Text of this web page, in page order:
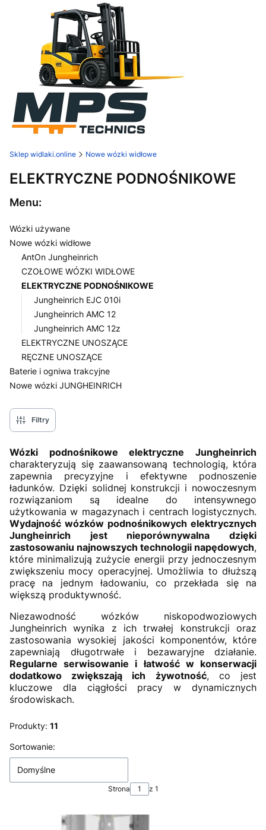
Sklep widlaki.online Nowe wózki widłowe
ELEKTRYCZNE PODNOŚNIKOWE
Menu:
Wózki używane
Nowe wózki widłowe
AntOn Jungheinrich
CZOŁOWE WÓZKI WIDŁOWE
ELEKTRYCZNE PODNOŚNIKOWE
Jungheinrich EJC 010i
Jungheinrich AMC 12
Jungheinrich AMC 12z
ELEKTRYCZNE UNOSZĄCE
RĘCZNE UNOSZĄCE
Baterie i ogniwa trakcyjne
Nowe wózki JUNGHEINRICH
Filtry
Wózki podnośnikowe elektryczne Jungheinrich
charakteryzują się zaawansowaną technologią, która
zapewnia precyzyjne i efektywne podnoszenie
ładunków. Dzięki solidnej konstrukcji i nowoczesnym
rozwiązaniom są idealne do intensywnego
użytkowania w magazynach i centrach logistycznych.
Wydajność wózków podnośnikowych elektrycznych
Jungheinrich jest nieporównywalna dzięki
zastosowaniu najnowszych technologii napędowych,
które minimalizują zużycie energii przy jednoczesnym
zwiększeniu mocy operacyjnej. Umożliwia to dłuższą
pracę na jednym ładowaniu, co przekłada się na
większą produktywność.
Niezawodność wózków niskopodwoziowych
Jungheinrich wynika z ich trwałej konstrukcji oraz
zastosowania wysokiej jakości komponentów, które
zapewniają długotrwałe i bezawaryjne działanie.
Regularne serwisowanie i łatwość w konserwacji
dodatkowo zwiększają ich żywotność, co jest
kluczowe dla ciągłości pracy w dynamicznych
środowiskach.
Produkty: 11
Lista produktów
Sortowanie:
Domyślne
Strona z 1